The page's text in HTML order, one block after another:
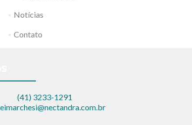
Notícias
Contato
(41) 3233-1291